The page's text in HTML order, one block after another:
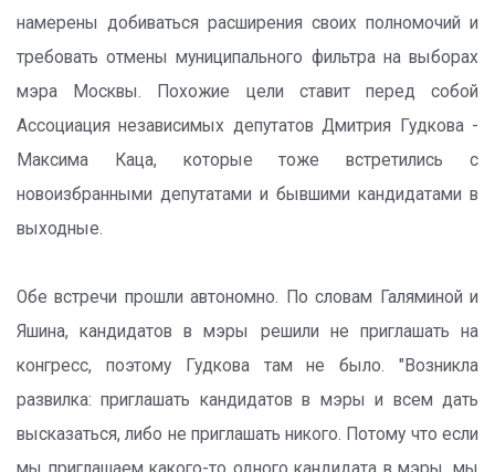
намерены добиваться расширения своих полномочий и
требовать отмены муниципального фильтра на выборах
мэра Москвы. Похожие цели ставит перед собой
Ассоциация независимых депутатов Дмитрия Гудкова -
Максима Каца, которые тоже встретились с
новоизбранными депутатами и бывшими кандидатами в
выходные.
Обе встречи прошли автономно. По словам Галяминой и
Яшина, кандидатов в мэры решили не приглашать на
конгресс, поэтому Гудкова там не было. "Возникла
развилка: приглашать кандидатов в мэры и всем дать
высказаться, либо не приглашать никого. Потому что если